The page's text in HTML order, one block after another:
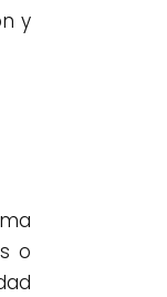
y
o